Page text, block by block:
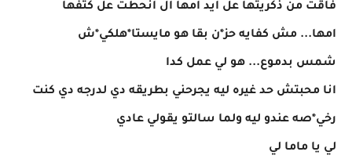
فاقت من ذكريتها عل ايد امها ال انحطت عل كتفها
امها... مش كفايه حز*ن بقا هو مايستا*هلكي*ش
شمس بدموع... هو لي عمل كدا
انا محبتش حد غيره ليه يجرحني بطريقه دي لدرجه دي كنت
رخي*صه عندو ليه ولما سالتو يقولي عادي
لي يا ماما لي